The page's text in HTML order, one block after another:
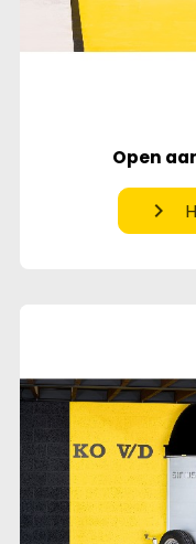
Open
chevron_right